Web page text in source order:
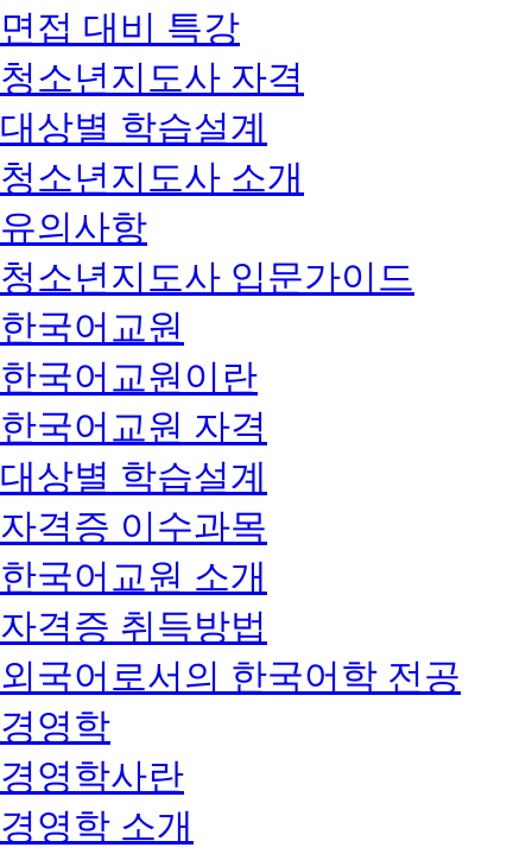
면접 대비 특강
청소년지도사 자격
대상별 학습설계
청소년지도사 소개
유의사항
청소년지도사 입문가이드
한국어교원
한국어교원이란
한국어교원 자격
대상별 학습설계
자격증 이수과목
한국어교원 소개
자격증 취득방법
외국어로서의 한국어학 전공
경영학
경영학사란
경영학 소개